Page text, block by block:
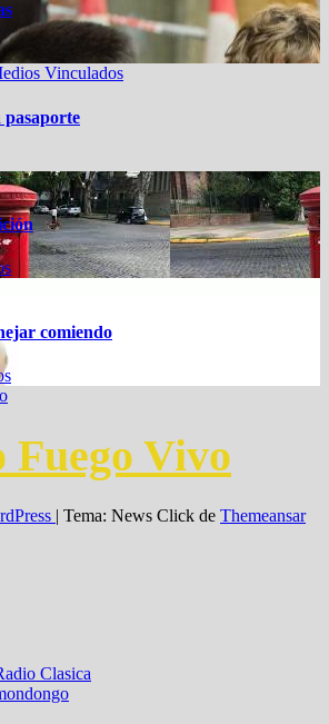
Vinculados
pasaporte
comiendo
Fuego Vivo
| Tema: News Click de Themeansar
Clasica